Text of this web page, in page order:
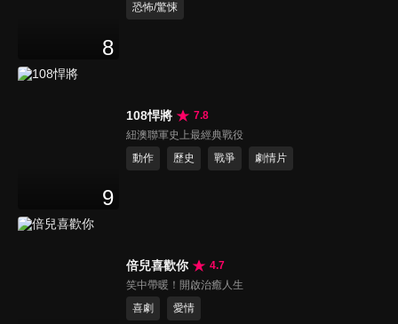
8
恐怖/驚悚
9
108悍將
7.8
紐澳聯軍史上最經典戰役
動作
歷史 戰爭 劇情片
倍兒喜歡你
4.7
笑中帶暖！開啟治癒人生
喜劇
愛情